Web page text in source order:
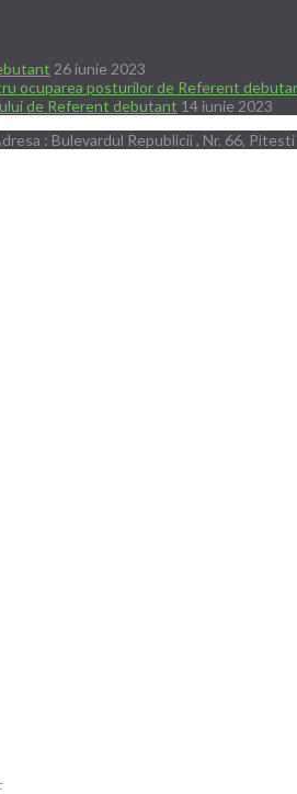
26 iunie 2023
ocuparea posturilor de Referent
de Referent debutant 14 iunie 2023
: Bulevardul Republicii , Nr. 66,